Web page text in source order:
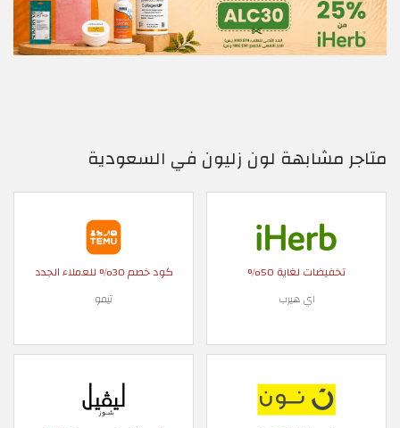
متاجر مشابهة لون زليون في السعودية
تخفيضات لغاية 50%
اي هيرب
كود خصم 30% للعملاء الجدد
تيمو